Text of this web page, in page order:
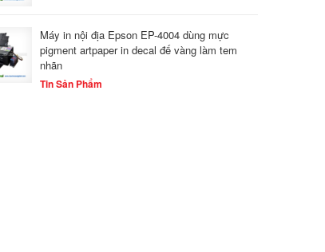
Máy in nội địa Epson EP-4004 dùng mực
pigment artpaper in decal đế vàng làm tem
nhãn
Tin Sản Phẩm